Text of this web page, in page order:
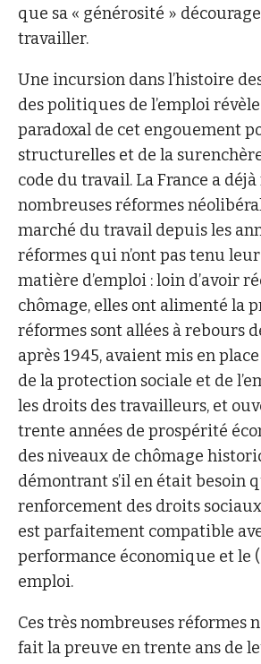
que sa « générosité »
travailler.
Une incursion dans l’histoire
des politiques de l’emploi
paradoxal de cet engouement
structurelles et de la
code du travail. La France a
nombreuses réformes
marché du travail depuis les
réformes qui n’ont pas tenu
matière d’emploi : loin d’avoir
chômage, elles ont alimenté la
réformes sont allées à rebours
après 1945, avaient mis en
de la protection sociale et de
les droits des travailleurs, et
trente années de prospérité
des niveaux de chômage
démontrant s’il en était besoin
renforcement des droits
est parfaitement compatible
performance économique et le
emploi.
Ces très nombreuses réformes
fait la preuve en trente ans de